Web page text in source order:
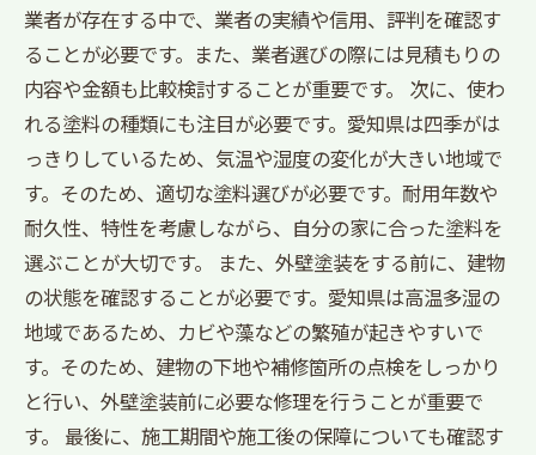
業者が存在する中で、業者の実績や信用、評判を確認す
ることが必要です。また、業者選びの際には見積もりの
内容や金額も比較検討することが重要です。 次に、使わ
れる塗料の種類にも注目が必要です。愛知県は四季がは
っきりしているため、気温や湿度の変化が大きい地域で
す。そのため、適切な塗料選びが必要です。耐用年数や
耐久性、特性を考慮しながら、自分の家に合った塗料を
選ぶことが大切です。 また、外壁塗装をする前に、建物
の状態を確認することが必要です。愛知県は高温多湿の
地域であるため、カビや藻などの繁殖が起きやすいで
す。そのため、建物の下地や補修箇所の点検をしっかり
と行い、外壁塗装前に必要な修理を行うことが重要で
す。 最後に、施工期間や施工後の保障についても確認す